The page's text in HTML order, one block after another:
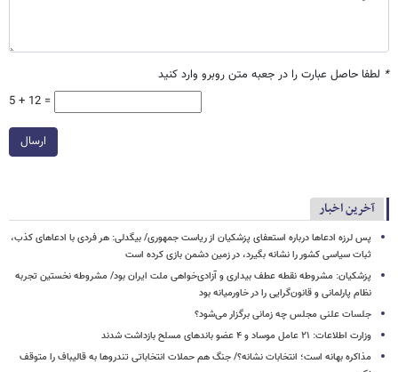
* لطفا حاصل عبارت را در جعبه متن روبرو وارد کنید
5 + 12 =
ارسال
آخرین اخبار
پس لرزه ادعاها درباره استعفای پزشکیان از ریاست جمهوری/ بیگدلی: هر فردی با ادعاهای کذب،
ثبات سیاسی کشور را نشانه بگیرد، در زمین دشمن بازی کرده است
پزشکیان: مشروطه نقطه عطف بیداری و آزادی‌خواهی ملت ایران بود/ مشروطه نخستین تجربه
نظام پارلمانی و قانون‌گرایی را در خاورمیانه بود
جلسات علنی مجلس چه زمانی برگزار می‌شود؟
وزارت اطلاعات: ۲۱ عامل موساد و ۴ عضو باندهای مسلح بازداشت شدند
مذاکره بهانه است؛ انتخابات نشانه؟/ جنگ هم حملات انتخاباتی تندروها به قالیباف را متوقف